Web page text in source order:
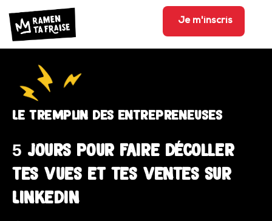
Je m'inscris
Le tremplin des entrepreneuses
5 jours pour faire décoller
tes vues et tes ventes sur
Linkedin